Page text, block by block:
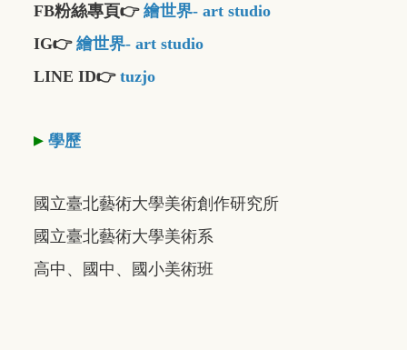
FB粉絲專頁👉 繪世界- art studio
IG👉 繪世界- art studio
LINE ID👉 tuzjo
▸ 學歷
國立臺北藝術大學美術創作研究所
國立臺北藝術大學美術系
高中、國中、國小美術班